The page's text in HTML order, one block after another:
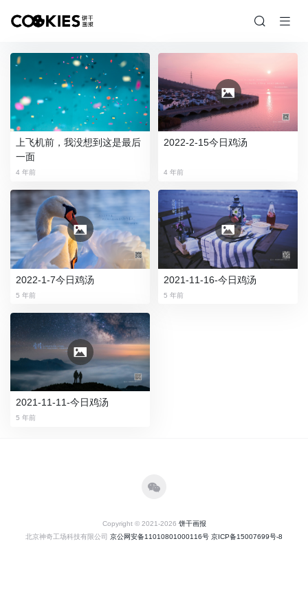
上飞机前，我没想到这是最后
一面
4 年前
2022-2-15今日鸡汤
4 年前
2022-1-7今日鸡汤
5 年前
2021-11-16-今日鸡汤
5 年前
2021-11-11-今日鸡汤
5 年前
Copyright © 2021-2026 饼干画报
北京神奇工场科技有限公司 京公网安备11010801000116号 京ICP备15007699号-8